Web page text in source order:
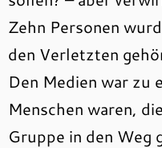
Zehn Personen
den Verletzten
Den Medien war zu
Menschen waren,
Gruppe in den Weg